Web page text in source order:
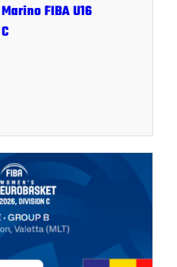
FIBA U16